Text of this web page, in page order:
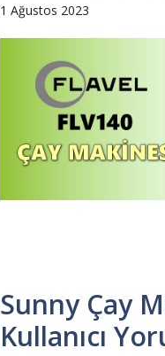
1 Ağustos 2023
Sunny Çay
Kullanıcı